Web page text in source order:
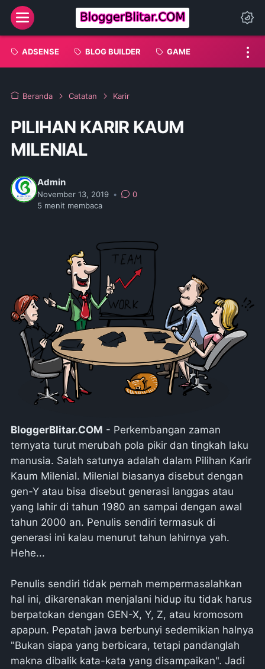
Menu
ADSENSE BLOG BUILDER GAME
Beranda Catatan Karir
PILIHAN KARIR KAUM
MILENIAL
Admin
November 13, 2019 •
0
5 menit membaca
BloggerBlitar.COM - Perkembangan zaman
ternyata turut merubah pola pikir dan tingkah laku
manusia. Salah satunya adalah dalam Pilihan Karir
Kaum Milenial. Milenial biasanya disebut dengan
gen-Y atau bisa disebut generasi langgas atau
yang lahir di tahun 1980 an sampai dengan awal
tahun 2000 an. Penulis sendiri termasuk di
generasi ini kalau menurut tahun lahirnya yah.
Hehe...
Penulis sendiri tidak pernah mempermasalahkan
hal ini, dikarenakan menjalani hidup itu tidak harus
berpatokan dengan GEN-X, Y, Z, atau kromosom
apapun. Pepatah jawa berbunyi sedemikian halnya
"Bukan siapa yang berbicara, tetapi pandanglah
makna dibalik kata-kata yang disampaikan". Jadi